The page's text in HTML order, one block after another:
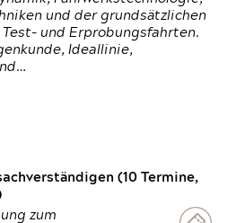
und der grundsätzlichen
und Erprobungsfahrten.
Ideallinie,
(10 Termine,
zum